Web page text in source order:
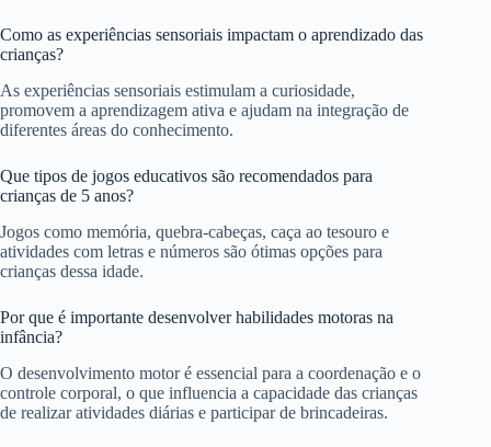
Como as experiências sensoriais impactam o aprendizado das
crianças?
As experiências sensoriais estimulam a curiosidade,
promovem a aprendizagem ativa e ajudam na integração de
diferentes áreas do conhecimento.
Que tipos de jogos educativos são recomendados para
crianças de 5 anos?
Jogos como memória, quebra-cabeças, caça ao tesouro e
atividades com letras e números são ótimas opções para
crianças dessa idade.
Por que é importante desenvolver habilidades motoras na
infância?
O desenvolvimento motor é essencial para a coordenação e o
controle corporal, o que influencia a capacidade das crianças
de realizar atividades diárias e participar de brincadeiras.